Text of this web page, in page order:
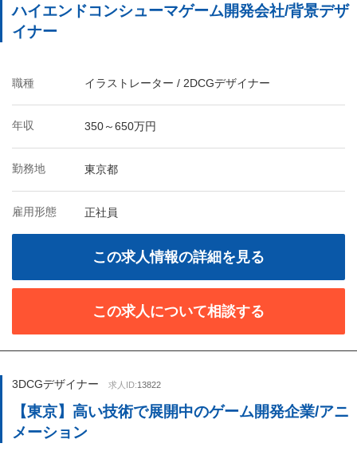
ハイエンドコンシューマゲーム開発会社/背景デザ
イナー
職種 イラストレーター / 2DCGデザイナー
年収 350～650万円
勤務地 東京都
雇用形態 正社員
この求人情報の詳細を見る
この求人について相談する
3DCGデザイナー 求人ID:13822
【東京】高い技術で展開中のゲーム開発企業/アニ
メーション